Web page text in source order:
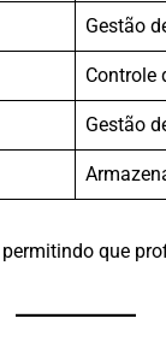
Gestão
Controle
Gestão
que